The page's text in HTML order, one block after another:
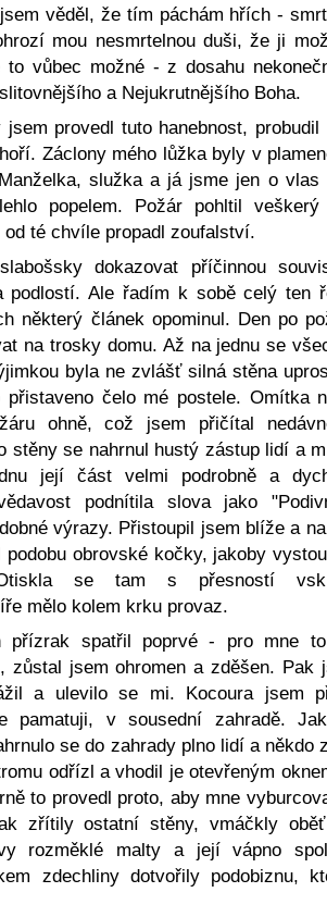
věděl, že tím páchám hřích -
mou nesmrtelnou duši, že ji
vůbec možné - z dosahu
a Nejukrutnějšího Boha.
provedl tuto hanebnost, probudil
Záclony mého lůžka byly v
služka a já jsme jen o vlas
popelem. Požár pohltil veškerý
té chvíle propadl zoufalství.
dokazovat příčinnou
podlostí. Ale řadím k sobě celý ten
některý článek opominul. Den po
na trosky domu. Až na jednu se
byla ne zvlášť silná stěna
čelo mé postele. Omítka
ohně, což jsem přičítal
stěny se nahrnul hustý zástup lidí a
její část velmi podrobně a
podnítila slova jako
výrazy. Přistoupil jsem blíže a
obrovské kočky, jakoby
se tam s přesností
mělo kolem krku provaz.
přízrak spatřil poprvé - pro mne
zůstal jsem ohromen a zděšen. Pak
a ulevilo se mi. Kocoura jsem
pamatuji, v sousední zahradě.
se do zahrady plno lidí a někdo
odřízl a vhodil je otevřeným
to provedl proto, aby mne
zřítily ostatní stěny, vmáčkly
rozměklé malty a její vápno
zdechliny dotvořily podobiznu,